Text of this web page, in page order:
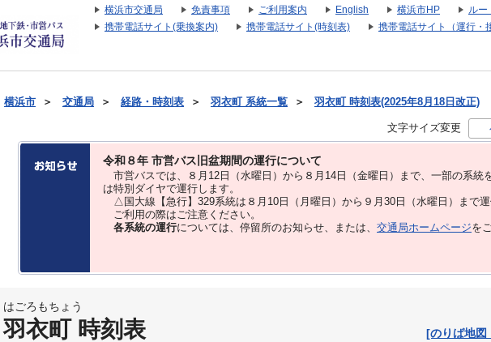
横浜市交通局 免責事項 ご利用案内 English 横浜市HP
ルー
携帯電話サイト(乗換案内)
携帯電話サイト(時刻表) 携帯電話サイト（運行・
横浜市 ＞ 交通局 ＞ 経路・時刻表 ＞ 羽衣町 系統一覧 ＞ 羽衣町 時刻表(2025年8月18日改正)
文字サイズ変更
令和８年 市営バス旧盆期間の運行について
市営バスでは、８⽉12⽇（水曜日）から８⽉14⽇（金曜日）まで、⼀部の系統
は特別ダイヤで運⾏します。
△国大線【急行】329系統は８月10日（月曜日）から９月30日（水曜日）まで
ご利用の際はご注意ください。
各系統の運行については、停留所のお知らせ、または、 交通局ホームページを
はごろもちょう
羽衣町 時刻表 [のりば地図